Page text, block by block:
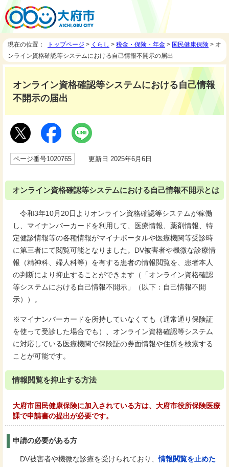
現在の位置： トップページ > くらし > 税金・保険・年金 > 国民健康保険 > オ
ンライン資格確認等システムにおける自己情報不開示の届出
オンライン資格確認等システムにおける自己情報
不開示の届出
ページ番号1020765 更新日 2025年6月6日
オンライン資格確認等システムにおける自己情報不開示とは
令和3年10月20日よりオンライン資格確認等システムが稼働
し、マイナンバーカードを利用して、医療情報、薬剤情報、特
定健診情報等の各種情報がマイナポータルや医療機関等受診時
に第三者にて閲覧可能となりました。DV被害者や機微な診療情
報（精神科、婦人科等）を有する患者の情報閲覧を、患者本人
の判断により抑止することができます（「オンライン資格確認
等システムにおける自己情報不開示」（以下：自己情報不開
示））。
※マイナンバーカードを所持していなくても（通常通り保険証
を使って受診した場合でも）、オンライン資格確認等システム
に対応している医療機関で保険証の券面情報や住所を検索する
ことが可能です。
情報閲覧を抑止する方法
大府市国民健康保険に加入されている方は、大府市役所保険医療
課で申請書の提出が必要です。
申請の必要がある方
DV被害者や機微な診療を受けられており、情報閲覧を止めた